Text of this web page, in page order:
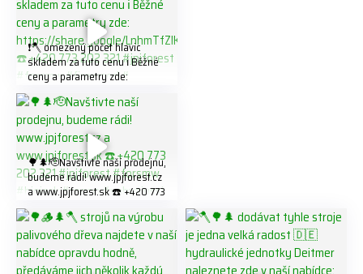
❗️🪓 omezený počet hlavic
skladem za tuto cenu ℹ️ Běžné
ceny a parametry zde:
https://share.google/LnhmTfZl
K8W5t7i6o ☎️ +420 773 202
321 #jpjforest #forsmw
#firewood #
🌳🌲🫡Navštivte naší prodejnu,
budeme rádi! www.jpjforest.cz
a www.jpjforest.sk ☎️ +420 773
202 321 #jpjforest #forsmw
#biojack #regon #vahvajussi